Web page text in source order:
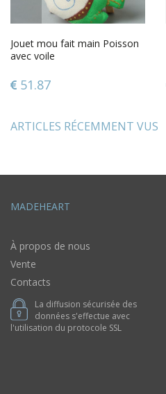
Jouet mou fait main Poisson
avec voile
51.87
ARTICLES RÉCEMMENT VUS
MADEHEART
À propos de nous
Vente
Contacts
La diffusion sécurisée des
données s'effectue avec
l'utilisation du protocole SSL